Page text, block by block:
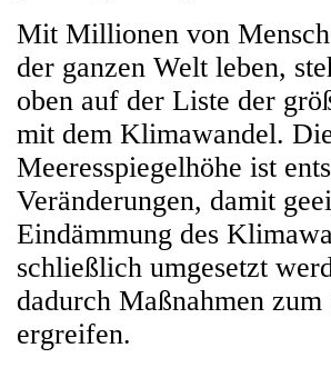
Mit Millionen von
der ganzen Welt leben,
oben auf der Liste der
mit dem Klimawandel.
Meeresspiegelhöhe ist
Veränderungen, damit
Eindämmung des
schließlich umgesetzt
dadurch Maßnahmen
ergreifen.